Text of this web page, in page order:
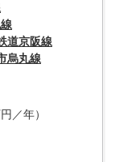
道京阪線
烏丸線
／年）